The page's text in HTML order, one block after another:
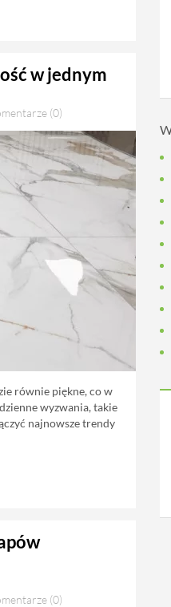
w jednym
(0)
równie piękne, co w
wyzwania, takie
najnowsze trendy
(0)